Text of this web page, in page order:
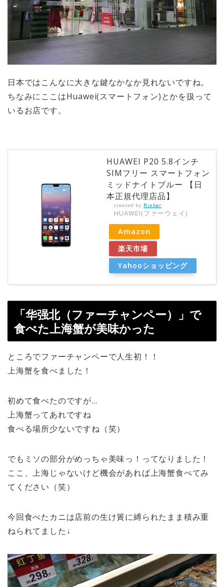
日本ではこんなに大きな鍵なかなか見れないですね。
ちなみにここはHuawei(スマートフォン)とかを扱って
いるお店です。
HUAWEI P20 5.8インチ
SIMフリー スマートフォン
ミッドナイトブルー 【日
本正規代理店品】
created by Rinker
HUAWEI(ファーウェイ)
Amazon
楽天市場
Yahooショッピング
「华强北（ファーチャンペー）」で
食べた上海蟹が美味かった
ところでファーチャンペーで人生初！！
上海蟹を食べました！
初めて食べたのですが…
上海蟹ってあれですね
食べる場所少ないですね（笑）
でもミソの部分がめっちゃ美味っ！ってなりました！
ここ、上海じゃないけど機会があれば上海蟹食べてみ
てください（笑）
今回食べたカニは店前の生け簀に縛られたまま積み重
ねられてました↓